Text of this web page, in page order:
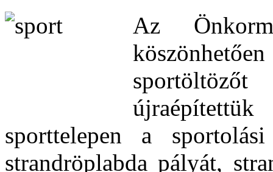
Az
sporttelepen a
strandröplabda pályát,